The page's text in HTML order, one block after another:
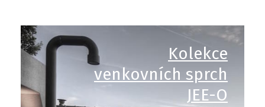
Kolekce
venkovních sprch
JEE-O